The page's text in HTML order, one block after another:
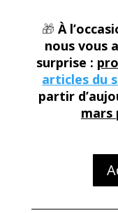
🎁 À
nous vous
surprise :
articles du
partir
mars